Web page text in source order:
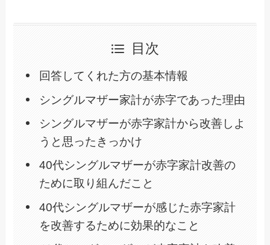
目次
回答してくれた方の基本情報
シングルマザー家計が赤字であった理由
シングルマザーが赤字家計から改善しよ
うと思ったきっかけ
40代シングルマザーが赤字家計改善の
ために取り組んだこと
40代シングルマザーが感じた赤字家計
を改善するために効果的なこと